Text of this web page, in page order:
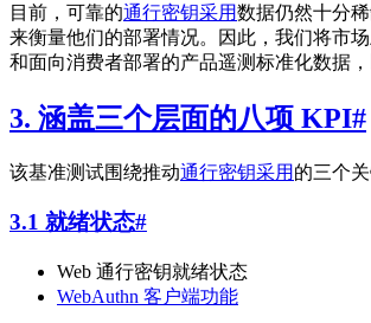
目前，可靠的通行密钥采用数据仍然十分
来衡量他们的部署情况。因此，我们将市
和面向消费者部署的产品遥测标准化数据
3. 涵盖三个层面的八项 KPI#
该基准测试围绕推动通行密钥采用 的三个
3.1 就绪状态#
Web 通行密钥就绪状态
WebAuthn 客户端功能